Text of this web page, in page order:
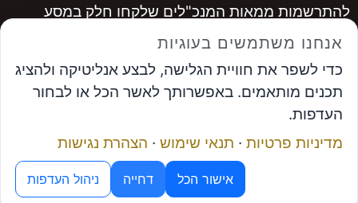
להתרשמות ממאות המנכ"לים שלקחו חלק במסע
...............
אבי פרץ, מייסד פורום המנכ"לים ומנכ"ל פתרונות
אפקטיביים
מנוע ה-AI של פורום המנכ"לים
© פתרונות אפקטיביים
תיאום פגישה
אנחנו משתמשים בעוגיות
כדי לשפר את חוויית הגלישה, לבצע אנליטיקה ולהציג
תכנים מותאמים. באפשרותך לאשר הכל או לבחור
העדפות.
מדיניות פרטיות · תנאי שימוש · הצהרת נגישות
אישור הכל דחייה ניהול העדפות